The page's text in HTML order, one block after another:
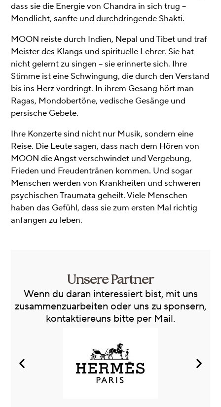
dass sie die Energie von Chandra in sich trug –
Mondlicht, sanfte und durchdringende Shakti.
MOON reiste durch Indien, Nepal und Tibet und traf
Meister des Klangs und spirituelle Lehrer. Sie hat
nicht gelernt zu singen – sie erinnerte sich. Ihre
Stimme ist eine Schwingung, die durch den Verstand
bis ins Herz vordringt. In ihrem Gesang hört man
Ragas, Mondobertöne, vedische Gesänge und
persische Gebete.
Ihre Konzerte sind nicht nur Musik, sondern eine
Reise. Die Leute sagen, dass nach dem Hören von
MOON die Angst verschwindet und Vergebung,
Frieden und Freudentränen kommen. Und sogar
Menschen werden von Krankheiten und schweren
psychischen Traumata geheilt. Viele Menschen
haben das Gefühl, dass sie zum ersten Mal richtig
anfangen zu leben.
Unsere Partner
Wenn du daran interessiert bist, mit uns
zusammenzuarbeiten oder uns zu sponsern,
kontaktiereuns bitte per Mail.